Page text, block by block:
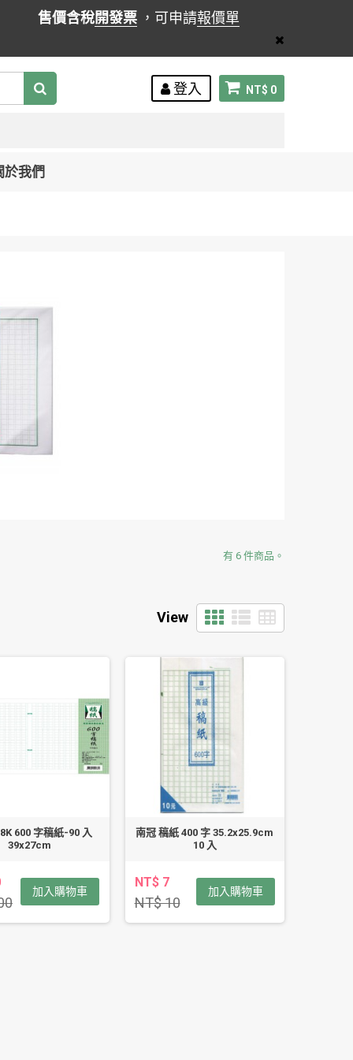
售價含稅開發票 ，可申請報價單
NT$ 0
登入
於我們
有 6 件商品。
View
600 字稿紙-90 入
39x27cm
加入購物車
南冠 稿紙 400 字 35.2x25.9cm
10 入
NT$ 7
NT$ 10
加入購物車